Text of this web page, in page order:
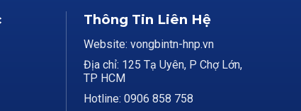
Thông Tin Liên Hệ
Website: vongbintn-hnp.vn
Địa chỉ: 125 Tạ Uyên, P Chợ Lớn,
TP HCM
Hotline: 0906 858 758